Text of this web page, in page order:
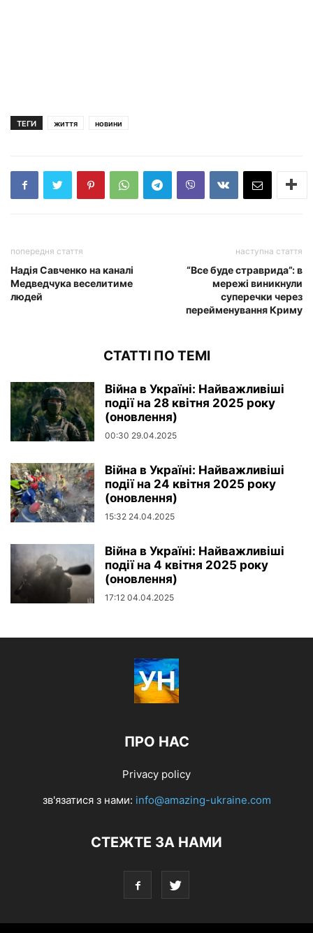
ТЕГИ життя новини
попередня стаття
Надія Савченко на каналі
Медведчука веселитиме
людей
наступна стаття
“Все буде страврида”: в
мережі виникнули
суперечки через
перейменування Криму
СТАТТІ ПО ТЕМІ
Війна в Україні: Найважливіші
події на 28 квітня 2025 року
(оновлення)
00:30 29.04.2025
Війна в Україні: Найважливіші
події на 24 квітня 2025 року
(оновлення)
15:32 24.04.2025
Війна в Україні: Найважливіші
події на 4 квітня 2025 року
(оновлення)
17:12 04.04.2025
ПРО НАС
Privacy policy
зв'язатися з нами: info@amazing-ukraine.com
СТЕЖТЕ ЗА НАМИ